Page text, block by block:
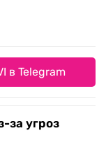
в Telegram
за угроз